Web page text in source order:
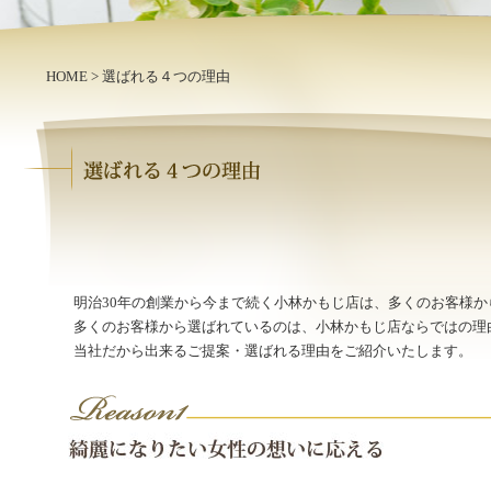
HOME > 選ばれる４つの理由
明治30年の創業から今まで続く小林かもじ店は、多くのお客様
多くのお客様から選ばれているのは、小林かもじ店ならではの
当社だから出来るご提案・選ばれる理由をご紹介いたします。